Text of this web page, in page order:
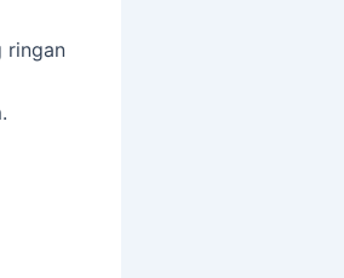
ringan